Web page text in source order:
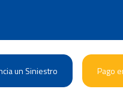
un Siniestro Pago